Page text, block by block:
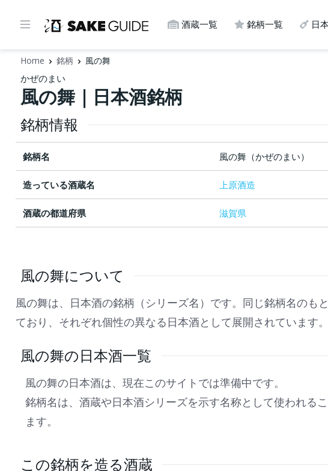
酒蔵一覧 銘柄一覧 日
Home 銘柄 風の舞
かぜのまい
風の舞｜日本酒銘柄
銘柄情報
銘柄名 風の舞（かぜのまい）
造っている酒蔵名 上原酒造
酒蔵の都道府県 滋賀県
風の舞について
風の舞は、日本酒の銘柄（シリーズ名）です。同じ銘柄名のも
ており、それぞれ個性の異なる日本酒として展開されています。
風の舞の日本酒一覧
風の舞の日本酒は、現在このサイトでは準備中です。
銘柄名は、酒蔵や日本酒シリーズを示す名称として使われる
ます。
この銘柄を造る酒蔵